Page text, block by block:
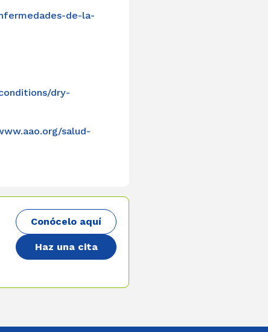
de-la-
dry-
salud-
Conócelo aquí
Haz una cita